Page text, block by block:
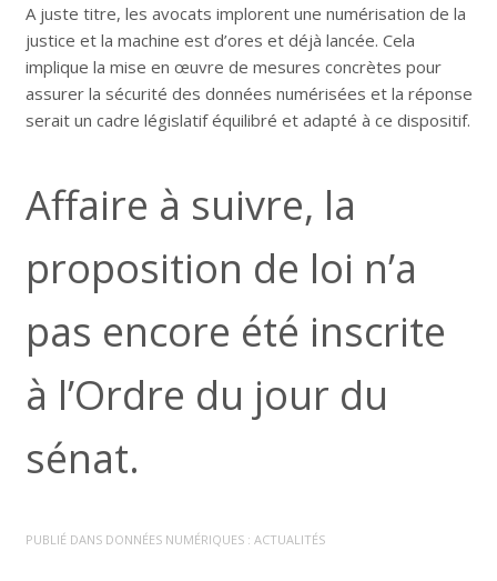
A juste titre, les avocats implorent une numérisation de la
justice et la machine est d’ores et déjà lancée. Cela
implique la mise en œuvre de mesures concrètes pour
assurer la sécurité des données numérisées et la réponse
serait un cadre législatif équilibré et adapté à ce dispositif.
Affaire à suivre, la
proposition de loi n’a
pas encore été inscrite
à l’Ordre du jour du
sénat.
PUBLIÉ DANS DONNÉES NUMÉRIQUES : ACTUALITÉS